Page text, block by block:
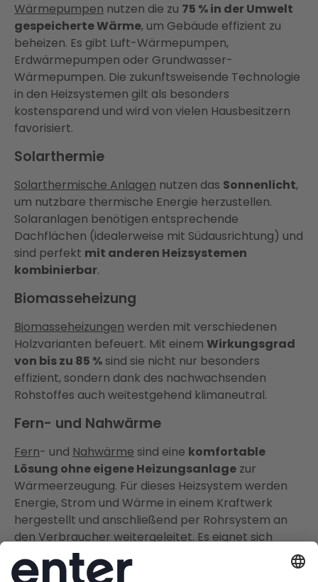
Wärmepumpen nutzen die zu 75 % in der Umwelt
gespeicherte Wärme, um Gebäude effizient zu
beheizen. Es gibt Luft-Wärmepumpen,
Erdwärmepumpen oder Grundwasser-
Wärmepumpen. Die zukunftsweisende Technologie
in den Heizsystemen gilt als besonders
kostensparend und wird von vielen Hausbesitzern
favorisiert.
Solarthermie
Solarthermische Anlagen nutzen das Sonnenlicht,
um nutzbare thermische Energie herzustellen.
Solaranlagen benötigen entsprechende
Dachflächen (idealerweise mit Südausrichtung) und
sind perfekt mit anderen Heizsystemen
kombinierbar.
Biomasseheizung
Biomasseheizungen werden mit verschiedenen
Holzvarianten befeuert. Mit einem Wirkungsgrad
von bis zu 85 % sind sie nicht nur besonders
effizient, sondern dank des nachwachsenden
Rohstoffes auch weitestgehend klimaneutral.
Fern- und Nahwärme
Fern- und Nahwärme sind eine komfortable
Lösung ohne eigene Heizungsanlage zur
Wärmeerzeugung. Für dieses Heizsystem werden
Energie, Strom und Wärme in einem Kraftwerk
hergestellt und anschließend per Rohrsystem an
den Verbraucher weitergeleitet. Es eignet sich
besonders für dicht besiedelte Städte
, ist jedoch
nicht bundesweit für jeden zugänglich.